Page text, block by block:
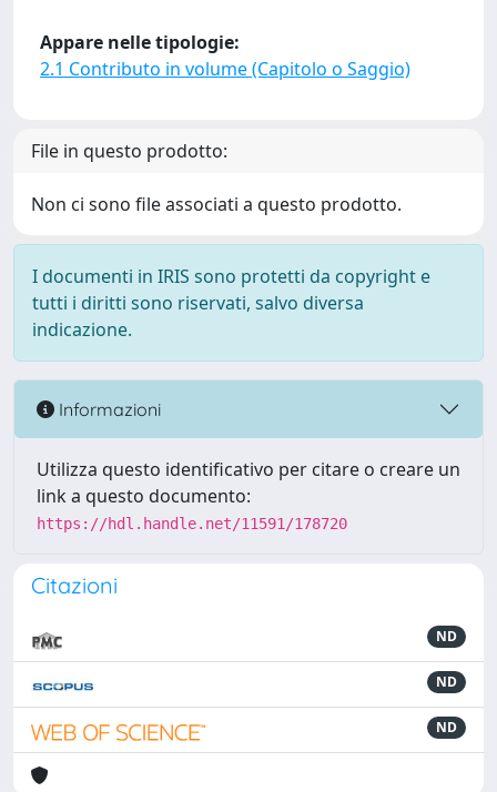
Appare nelle tipologie:
2.1 Contributo in volume (Capitolo o Saggio)
File in questo prodotto:
Non ci sono file associati a questo prodotto.
I documenti in IRIS sono protetti da copyright e
tutti i diritti sono riservati, salvo diversa
indicazione.
Informazioni
Utilizza questo identificativo per citare o creare un
link a questo documento:
https://hdl.handle.net/11591/178720
Citazioni
ND
ND
ND